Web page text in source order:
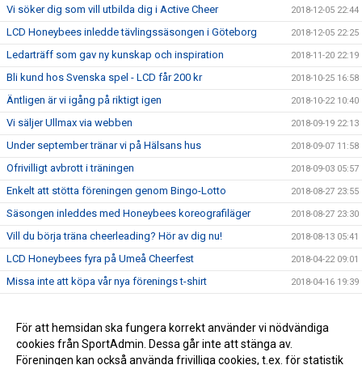
Vi söker dig som vill utbilda dig i Active Cheer 2018-12-05 22:44
LCD Honeybees inledde tävlingssäsongen i Göteborg 2018-12-05 22:25
Ledarträff som gav ny kunskap och inspiration 2018-11-20 22:19
Bli kund hos Svenska spel - LCD får 200 kr 2018-10-25 16:58
Äntligen är vi igång på riktigt igen 2018-10-22 10:40
Vi säljer Ullmax via webben 2018-09-19 22:13
Under september tränar vi på Hälsans hus 2018-09-07 11:58
Ofrivilligt avbrott i träningen 2018-09-03 05:57
Enkelt att stötta föreningen genom Bingo-Lotto 2018-08-27 23:55
Säsongen inleddes med Honeybees koreografiläger 2018-08-27 23:30
Vill du börja träna cheerleading? Hör av dig nu! 2018-08-13 05:41
LCD Honeybees fyra på Umeå Cheerfest 2018-04-22 09:01
Missa inte att köpa vår nya förenings t-shirt 2018-04-16 19:39
Träna och tävla med LCD säsongen 18/19 2018-03-25 17:21
LCD Honeybees tvåa på DM 2018-03-05 17:45
För att hemsidan ska fungera korrekt använder vi nödvändiga
cookies från SportAdmin. Dessa går inte att stänga av.
Föreningen kan också använda frivilliga cookies, t.ex. för statistik